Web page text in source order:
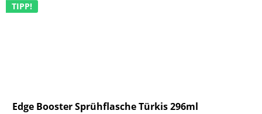
TIPP!
Edge Booster Sprühflasche Türkis 296ml